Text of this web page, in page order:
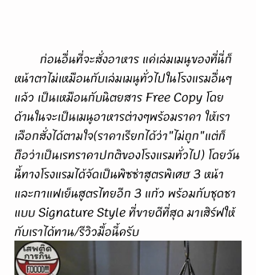
หน้าตาไม่เหมือนกับเล่มเมนูทั่วไปในโรงแรมอื่นๆ
แล้ว เป็นเหมือนกับนิตยสาร Free Copy โดย
ด้านในจะเป็นเมนูอาหารต่างๆพร้อมราคา ให้เรา
เลือกสั่งได้ตามใจ(ราคาเรียกได้ว่า"ไม่ถูก"แต่ก็
ถือว่าเป็นเรทราคาปกติของโรงแรมทั่วไป) โดยวัน
นี้ทางโรงแรมได้จัดเป็นพิซซ่าสูตรพิเศษ 3 หน้า
และกาแฟเย็นสูตรไทยอีก 3 แก้ว พร้อมกับชุดชา
แบบ Signature Style ที่ขายดีที่สุด มาเสิร์ฟให้
กับเราได้ทาน/รีวิวมื้อนี้ครับ